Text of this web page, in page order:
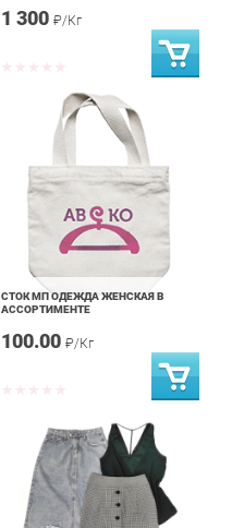
1 300 ₽/Кг
СТОК МП ОДЕЖДА ЖЕНСКАЯ В
АССОРТИМЕНТЕ
100.00 ₽/Кг